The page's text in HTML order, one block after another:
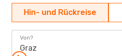
Hin- und Rückreise
Von?
Graz